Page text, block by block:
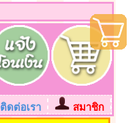
ติดต่อเรา สมาชิก